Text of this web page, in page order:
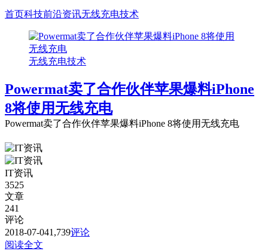
首页科技前沿资讯无线充电技术
无线充电技术
Powermat卖了合作伙伴苹果爆料iPhone
8将使用无线充电
Powermat卖了合作伙伴苹果爆料iPhone 8将使用无线充电
IT资讯
3525
文章
241
评论
2018-07-041,739评论
阅读全文